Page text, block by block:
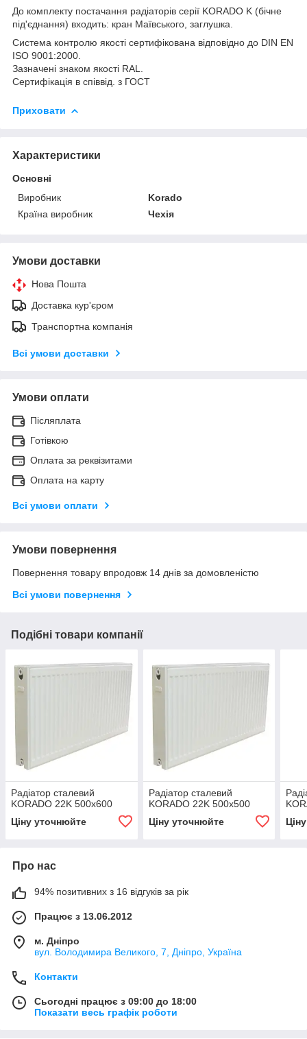
До комплекту постачання радіаторів серії KORADO K (бічне
під'єднання) входить: кран Маївського, заглушка.
Система контролю якості сертифікована відповідно до DIN EN
ISO 9001:2000.
Зазначені знаком якості RAL.
Сертифікація в співвід. з ГОСТ
Приховати
Характеристики
Основні
Виробник
Korado
Країна виробник
Чехія
Умови доставки
Нова Пошта
Доставка кур'єром
Транспортна компанія
Всі умови доставки
Умови оплати
Післяплата
Готівкою
Оплата за реквізитами
Оплата на карту
Всі умови оплати
Умови повернення
Повернення товару впродовж 14 днів за домовленістю
Всі умови повернення
Подібні товари компанії
Радіатор сталевий
KORADO 22K 500x600
Ціну уточнюйте
Радіатор сталевий
KORADO 22K 500x500
Ціну уточнюйте
Про нас
94% позитивних з 16 відгуків за рік
Працює з 13.06.2012
м. Дніпро
вул. Володимира Великого, 7, Дніпро, Україна
Контакти
Сьогодні працює з 09:00 до 18:00
Показати весь графік роботи